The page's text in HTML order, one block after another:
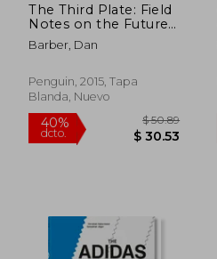
The Third Plate: Field
Notes on the Future
of Food (en Inglés)
Barber, Dan
Penguin, 2015, Tapa
Blanda, Nuevo